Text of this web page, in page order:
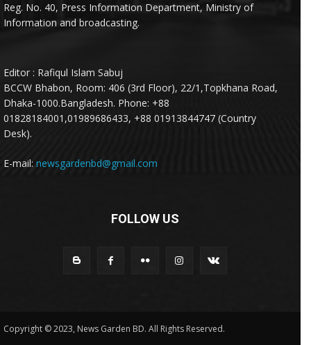
Reg. No. 40, Press Information Department, Ministry of
Information and broadcasting.
Editor : Rafiqul Islam Sabuj
BCCW Bhabon, Room: 406 (3rd Floor), 22/1,Topkhana Road,
Dhaka-1000.Bangladesh. Phone: +88
01828184001,01989686433, +88 01913844747 (Country
Desk).
E-mail: newsgardenbd@gmail.com
FOLLOW US
Copyright © 2023, News Garden BD. All Rights Reserved.